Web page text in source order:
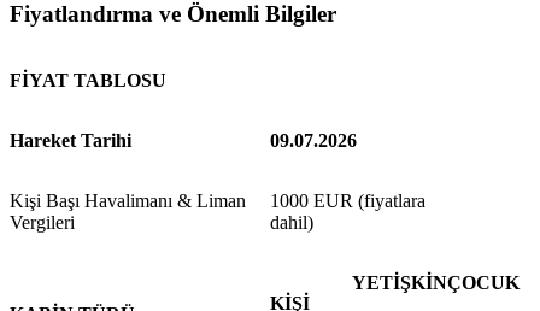
Fiyatlandırma ve Önemli Bilgiler
FİYAT TABLOSU
Hareket Tarihi 09.07.2026
Kişi Başı Havalimanı & Liman
Vergileri
1000 EUR (fiyatlara
dahil)
KİŞİ
YETİŞKİNÇOCUK